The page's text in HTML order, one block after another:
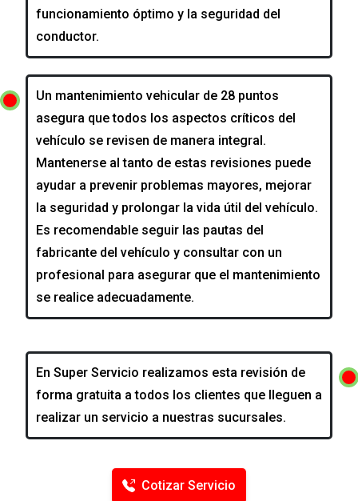
funcionamiento óptimo y la seguridad del
conductor.
Un mantenimiento vehicular de 28 puntos
asegura que todos los aspectos críticos del
vehículo se revisen de manera integral.
Mantenerse al tanto de estas revisiones puede
ayudar a prevenir problemas mayores, mejorar
la seguridad y prolongar la vida útil del vehículo.
Es recomendable seguir las pautas del
fabricante del vehículo y consultar con un
profesional para asegurar que el mantenimiento
se realice adecuadamente.
En Super Servicio realizamos esta revisión de
forma gratuita a todos los clientes que lleguen a
realizar un servicio a nuestras sucursales.
Cotizar Servicio